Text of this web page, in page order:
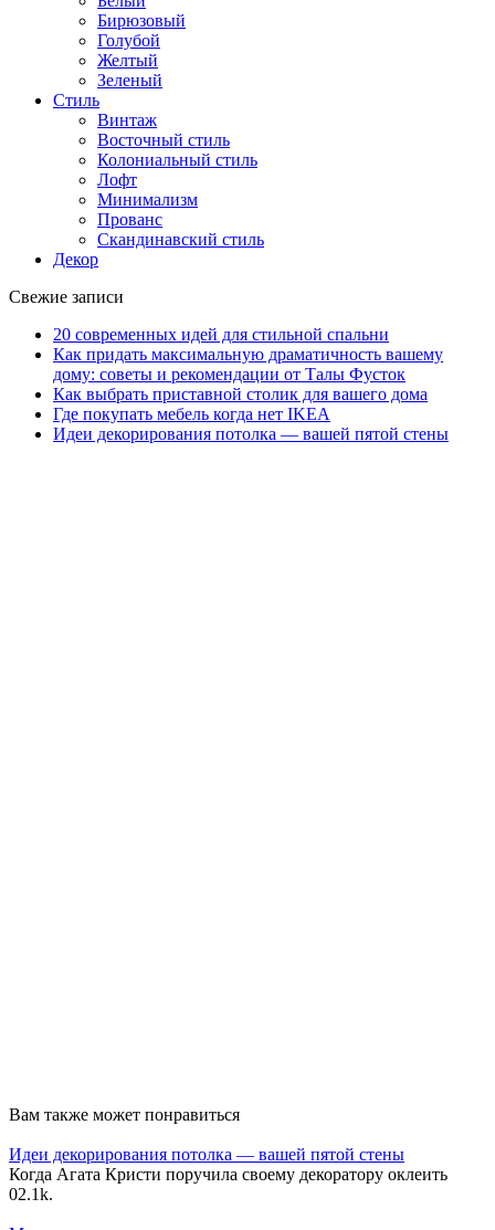
Бирюзовый
Голубой
Желтый
Зеленый
Стиль
Винтаж
Восточный стиль
Колониальный стиль
Лофт
Минимализм
Прованс
Скандинавский стиль
Декор
Свежие записи
20 современных идей для стильной спальни
Как придать максимальную драматичность вашему
дому: советы и рекомендации от Талы Фусток
Как выбрать приставной столик для вашего дома
Где покупать мебель когда нет IKEA
Идеи декорирования потолка — вашей пятой стены
Вам также может понравиться
Идеи декорирования потолка — вашей пятой стены
Когда Агата Кристи поручила своему декоратору оклеить
02.1k.